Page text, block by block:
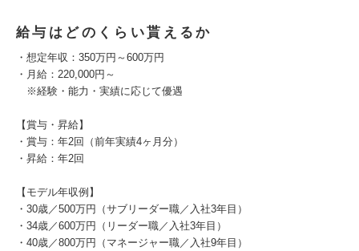
給与はどのくらい貰えるか
・想定年収：350万円～600万円
・月給：220,000円～
※経験・能力・実績に応じて優遇
【賞与・昇給】
・賞与：年2回（前年実績4ヶ月分）
・昇給：年2回
【モデル年収例】
・30歳／500万円（サブリーダー職／入社3年目）
・34歳／600万円（リーダー職／入社3年目）
・40歳／800万円（マネージャー職／入社9年目）